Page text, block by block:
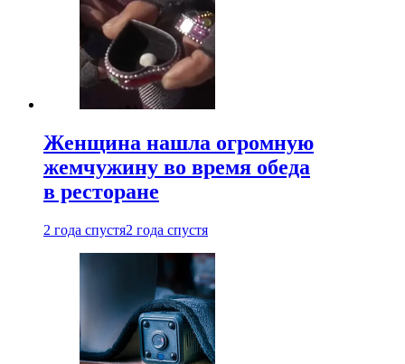
Женщина нашла огромную
жемчужину во время обеда
в ресторане
2 года спустя2 года спустя